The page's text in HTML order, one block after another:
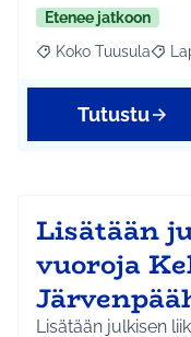
Etenee jatkoon
Rajaa tulokset
Koko Tuusula
Tutustu
Lisätään
vuoroja
Lisätään julkisen